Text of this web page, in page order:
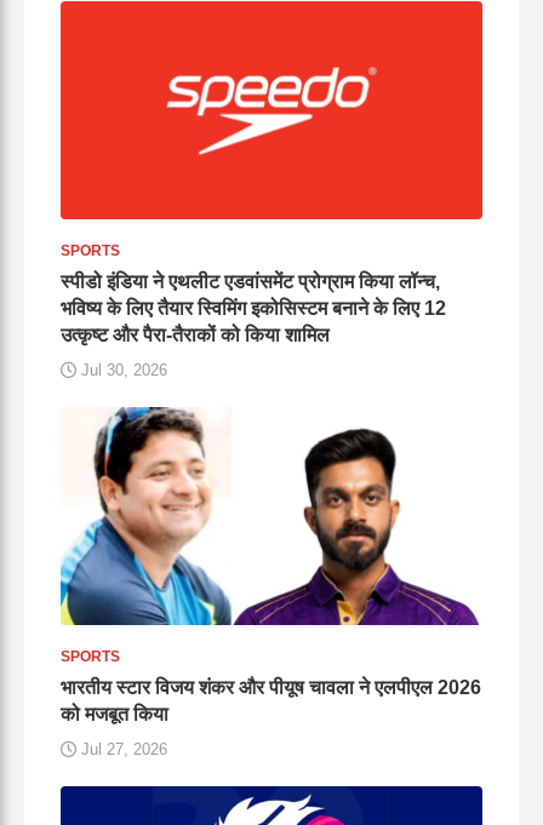
SPORTS
स्पीडो इंडिया ने एथलीट एडवांसमेंट प्रोग्राम किया लॉन्च,
भविष्य के लिए तैयार स्विमिंग इकोसिस्टम बनाने के लिए 12
उत्कृष्ट और पैरा-तैराकों को किया शामिल
Jul 30, 2026
SPORTS
भारतीय स्टार विजय शंकर और पीयूष चावला ने एलपीएल 2026
को मजबूत किया
Jul 27, 2026